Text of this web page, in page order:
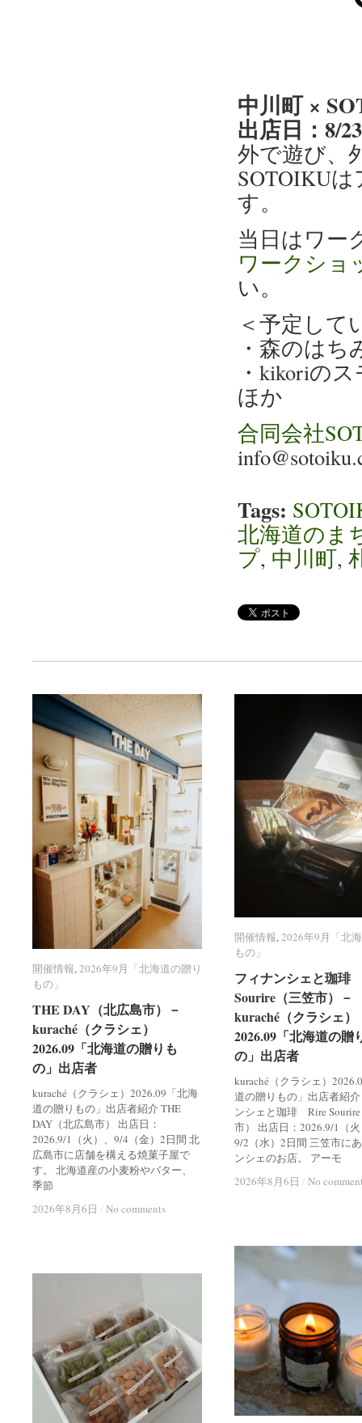
中川町 ×
出店日：8/
外で遊び、
SOTOIKU
す。
当日はワー
ワークショ
い。
＜予定して
・森のはち
・kikoriの
ほか
合同会社
Tags:
北海道のま
プ, 中川町,
開催情報,2026年9月「北海道の贈り
もの」
THE DAY（北広島市）－
kuraché（クラシェ）
2026.09「北海道の贈りも
の」出店者
kuraché（クラシェ）2026.09「北海
道の贈りもの」出店者紹介 THE
DAY（北広島市） 出店日：
2026.9/1（火）、9/4（金）2日間 北
広島市に店舗を構える焼菓子屋で
す。 北海道産の小麦粉やバター、
季節
2026年8月6日 / No comments
開催情報 2026年9月「北海道の贈り
もの」
THE DAY（北広島市）－
kuraché（クラシェ）
2026.09「北海道の贈りも
の」出店者
2026年8月6日 / No comments
開催情報,2026年9月「北
もの」
フィナンシェと珈
Sourire（三笠市）－
kuraché（クラシェ）
2026.09「北海道の贈
の」出店者
kuraché（クラシェ）
道の贈りもの」出店者紹
ンシェと珈琲 Rire
市） 出店日：2026.9/1（
9/2（水）2日間 三笠市に
ンシェのお店。 アーモ
2026年8月6日 / No
開催情報 2026年9月「北
もの」
フィナンシェと珈
Sourire（三笠市）－
kuraché（クラシェ）
2026.09「北海道の贈
の」出店者
2026年8月6日 / No